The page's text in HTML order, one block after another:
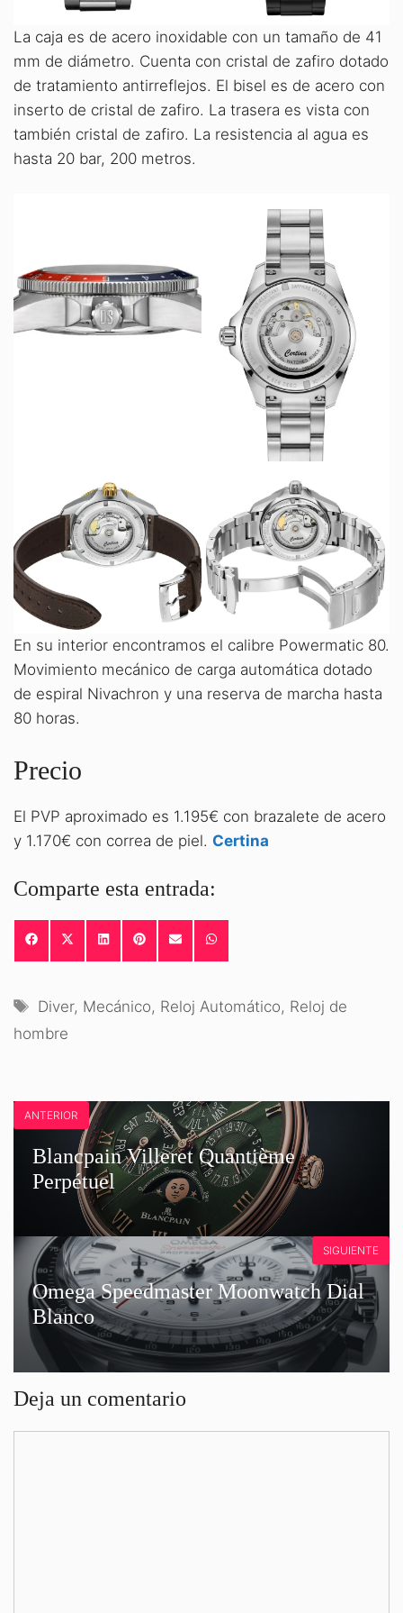
La caja es de acero inoxidable con un tamaño de 41
mm de diámetro. Cuenta con cristal de zafiro dotado
de tratamiento antirreflejos. El bisel es de acero con
inserto de cristal de zafiro. La trasera es vista con
también cristal de zafiro. La resistencia al agua es
hasta 20 bar, 200 metros.
En su interior encontramos el calibre Powermatic 80.
Movimiento mecánico de carga automática dotado
de espiral Nivachron y una reserva de marcha hasta
80 horas.
Precio
El PVP aproximado es 1.195€ con brazalete de acero
y 1.170€ con correa de piel. Certina
Comparte esta entrada:
COMPARTIR
EN
COMPARTIR
EN
(TWITTER)
COMPARTIR
EN
COMPARTIR
EN
COMPARTIR
EN
EN
Etiquetas
Diver, Mecánico, Reloj Automático, Reloj de
hombre
ANTERIOR
Blancpain Villeret Quantième
Perpétuel
Omega Speedmaster Moonwatch Dial
Blanco
SIGUIENTE
Deja un comentario